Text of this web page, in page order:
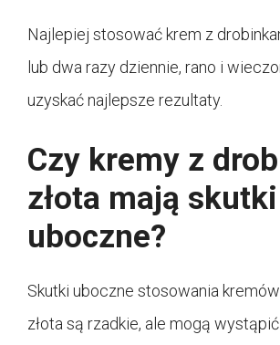
Najlepiej stosować krem z
lub dwa razy dziennie, rano i
uzyskać najlepsze rezultaty.
Czy kremy z
złota mają skutki
uboczne?
Skutki uboczne stosowania
złota są rzadkie, ale mogą